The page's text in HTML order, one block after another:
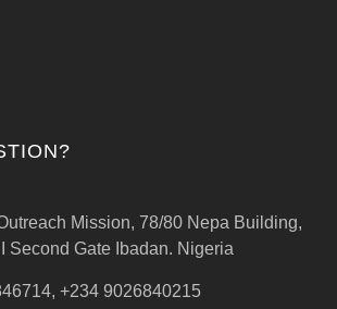
Mission, 78/80 Nepa Building,
Second Gate Ibadan. Nigeria
+234 9026840215